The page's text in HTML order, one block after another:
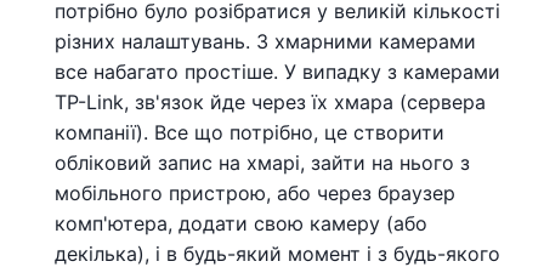
потрібно було розібратися у великій кількості
різних налаштувань. З хмарними камерами
все набагато простіше. У випадку з камерами
TP-Link, зв'язок йде через їх хмара (сервера
компанії). Все що потрібно, це створити
обліковий запис на хмарі, зайти на нього з
мобільного пристрою, або через браузер
комп'ютера, додати свою камеру (або
декілька), і в будь-який момент і з будь-якого